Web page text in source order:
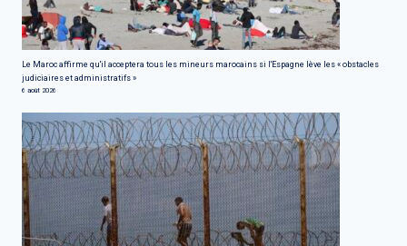
Le Maroc affirme qu'il acceptera tous les mineurs marocains si l'Espagne lève les « obstacles
judiciaires et administratifs »
6 août 2026